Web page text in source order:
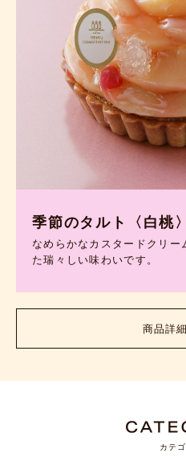
季節のタルト〈白桃〉
なめらかなカスタードクリー
た瑞々しい味わいです。
商品詳
カテ